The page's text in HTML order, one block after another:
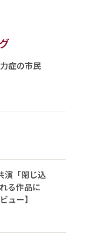
症の市民
演「閉じ込
る作品に
ュー】